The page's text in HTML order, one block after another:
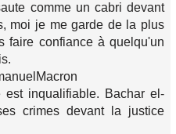
comme un cabri devant
moi je me garde de la plus
faire confiance à quelqu'un
inqualifiable. Bachar el-
crimes devant la justice